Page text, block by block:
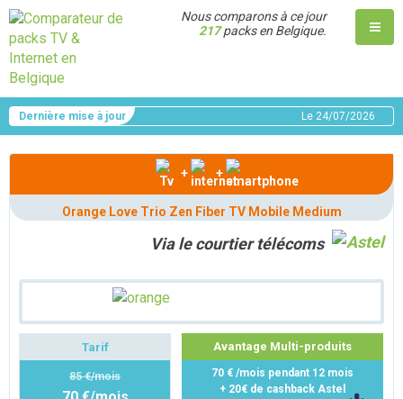
Nous comparons à ce jour
217packs en Belgique.
Dernière mise à jour Le 24/07/2026
+ +
Orange Love Trio Zen Fiber TV Mobile Medium
Via le courtier télécoms
Tarif
85 €/mois
Avantage Multi-produits
70 € /mois pendant 12 mois
+ 20€ de cashback Astel